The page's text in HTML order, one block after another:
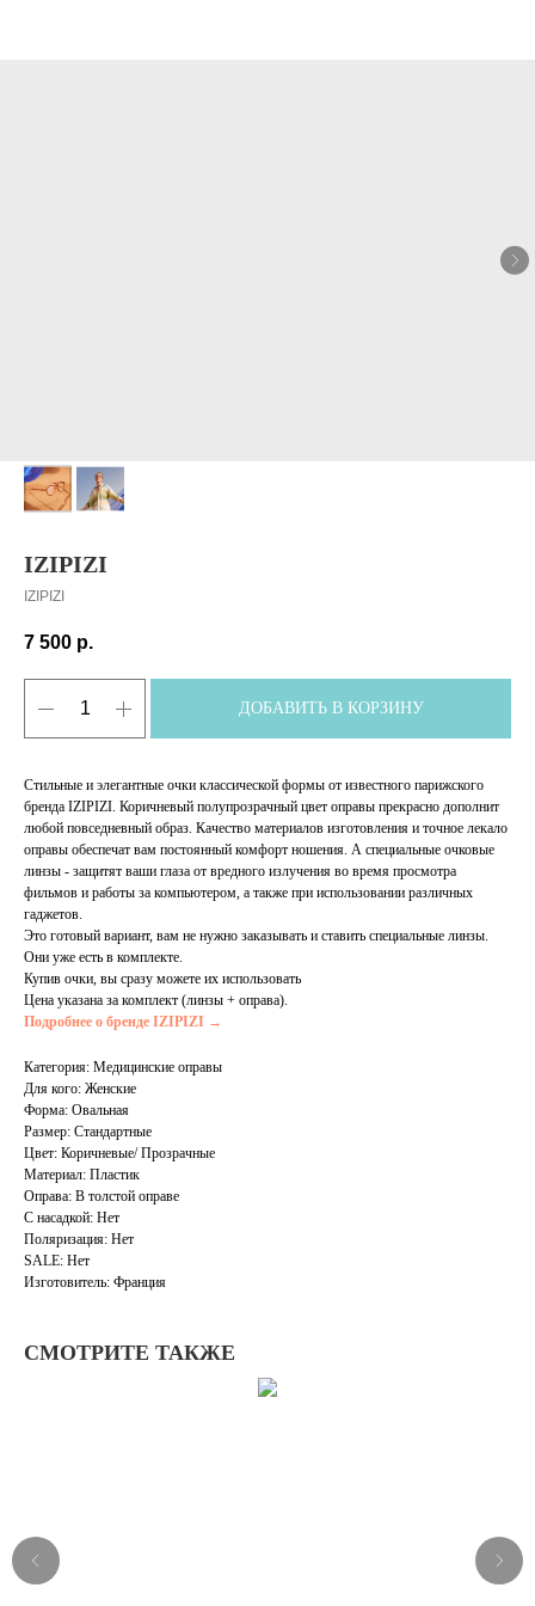
IZIPIZI
IZIPIZI
7 500 р.
ДОБАВИТЬ В КОРЗИНУ
Стильные и элегантные очки классической формы от известного парижского
бренда IZIPIZI. Коричневый полупрозрачный цвет оправы прекрасно дополнит
любой повседневный образ. Качество материалов изготовления и точное лекало
оправы обеспечат вам постоянный комфорт ношения. А специальные очковые
линзы - защитят ваши глаза от вредного излучения во время просмотра
фильмов и работы за компьютером, а также при использовании различных
гаджетов.
Это готовый вариант, вам не нужно заказывать и ставить специальные линзы.
Они уже есть в комплекте.
Купив очки, вы сразу можете их использовать
Цена указана за комплект (линзы + оправа).
Подробнее о бренде IZIPIZI →
Категория: Медицинские оправы
Для кого: Женские
Форма: Овальная
Размер: Стандартные
Цвет: Коричневые/ Прозрачные
Материал: Пластик
Оправа: В толстой оправе
С насадкой: Нет
Поляризация: Нет
SALE: Нет
Изготовитель: Франция
СМОТРИТЕ ТАКЖЕ